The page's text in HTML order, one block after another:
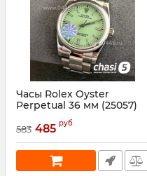
Часы Rolex Oyster
Perpetual 36 мм (25057)
25057
583 485 руб.